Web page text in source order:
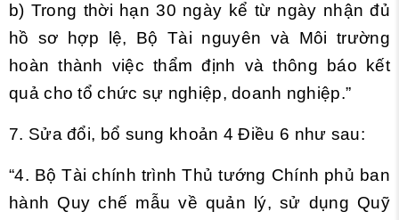
b) Trong thời hạn 30 ngày kể từ ngày nhận đủ
hồ sơ hợp lệ, Bộ Tài nguyên và Môi trường
hoàn thành việc thẩm định và thông báo kết
quả cho tổ chức sự nghiệp, doanh nghiệp.”
7. Sửa đổi, bổ sung khoản 4 Điều 6 như sau:
“4. Bộ Tài chính trình Thủ tướng Chính phủ ban
hành Quy chế mẫu về quản lý, sử dụng Quỹ